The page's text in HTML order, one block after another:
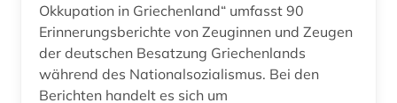
Okkupation in Griechenland“ umfasst 90
Erinnerungsberichte von Zeuginnen und Zeugen
der deutschen Besatzung Griechenlands
während des Nationalsozialismus. Bei den
Berichten handelt es sich um